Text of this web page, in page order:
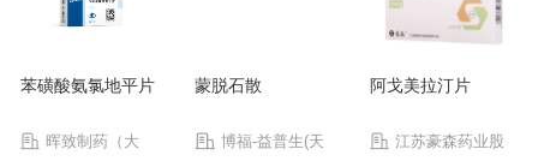
苯磺酸氨氯地平片
晖致制药（大
蒙脱石散
博福-益普生(天
阿戈美拉汀片
江苏豪森药业股